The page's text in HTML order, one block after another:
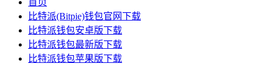
首页
比特派(Bitpie)钱包官网下载
比特派钱包安卓版下载
比特派钱包最新版下载
比特派钱包苹果版下载